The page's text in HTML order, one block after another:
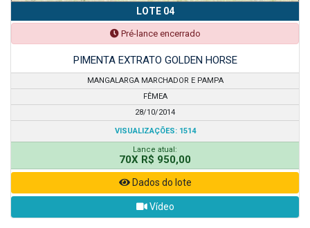
LOTE 04
Pré-lance encerrado
PIMENTA EXTRATO GOLDEN HORSE
MANGALARGA MARCHADOR E PAMPA
FÊMEA
28/10/2014
VISUALIZAÇÕES: 1514
Lance atual:
70X R$ 950,00
Dados do lote
Vídeo